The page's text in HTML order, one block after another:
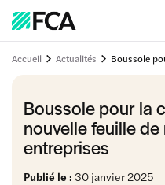
Accueil Actualités
Boussole pour la
nouvelle feuille de
entreprises
Publié le : 30 janvier 2025